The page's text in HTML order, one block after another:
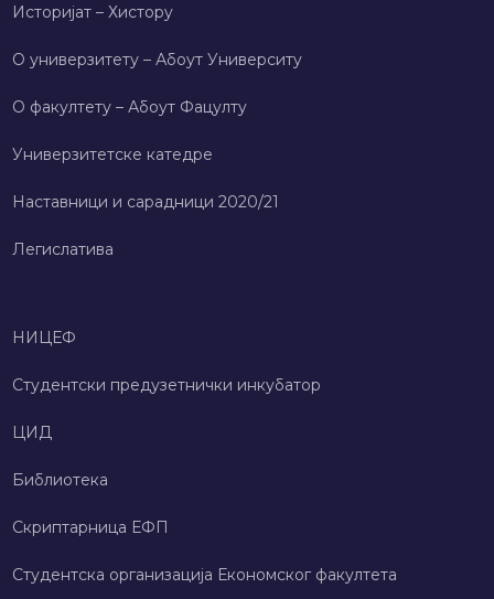
Историјат – Хисторy
О универзитету – Абоут Университy
О факултету – Абоут Фацултy
Универзитетске катедре
Наставници и сарадници 2020/21
Легислатива
НИЦЕФ
Студентски предузетнички инкубатор
ЦИД
Библиотека
Скриптарница ЕФП
Студентска организација Економског факултета